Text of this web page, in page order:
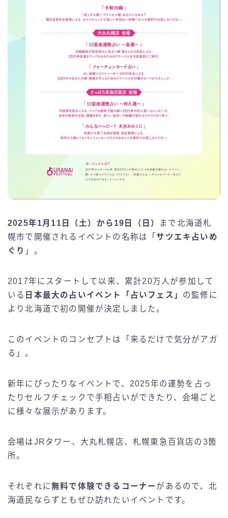
2025年1月11日（土）から19日（日）
まで北海道札
幌市で開催されるイベントの名称は「 サツエキ占いめ
ぐり 」。
2017年にスタートして以来、累計20万人が参加して
いる 日本最大の占いイベント「占いフェス」 の監修に
より北海道で初の開催が決定しました。
このイベントのコンセプトは「来るだけで気分がアガ
る」。
新年にぴったりなイベントで、2025年の運勢を占っ
たりセルフチェックで手相占いができたり、会場ごと
に様々な展示があります。
会場はJRタワー、大丸札幌店、札幌東急百貨店の3箇
所。
それぞれに無料で体験できるコーナー があるので、北
海道民ならずともぜひ訪れたいイベントです。